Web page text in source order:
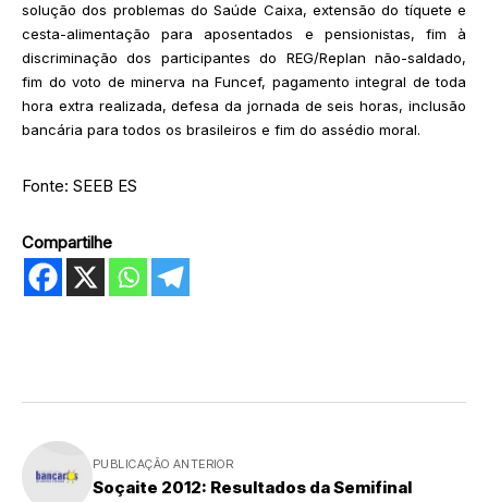
solução dos problemas do Saúde Caixa, extensão do tíquete e
cesta-alimentação para aposentados e pensionistas, fim à
discriminação dos participantes do REG/Replan não-saldado,
fim do voto de minerva na Funcef, pagamento integral de toda
hora extra realizada, defesa da jornada de seis horas, inclusão
bancária para todos os brasileiros e fim do assédio moral.
Fonte: SEEB ES
Compartilhe
PUBLICAÇÃO ANTERIOR
Soçaite 2012: Resultados da Semifinal